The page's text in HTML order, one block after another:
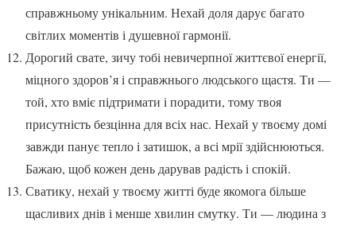
справжньому унікальним. Нехай доля дарує багато
світлих моментів і душевної гармонії.
Дорогий свате, зичу тобі невичерпної життєвої енергії,
міцного здоров’я і справжнього людського щастя. Ти —
той, хто вміє підтримати і порадити, тому твоя
присутність безцінна для всіх нас. Нехай у твоєму домі
завжди панує тепло і затишок, а всі мрії здійснюються.
Бажаю, щоб кожен день дарував радість і спокій.
Сватику, нехай у твоєму житті буде якомога більше
щасливих днів і менше хвилин смутку. Ти — людина з